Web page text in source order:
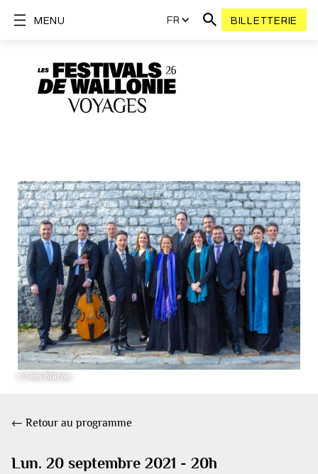
FR BILLETTERIE
MENU
©Tom Blaton
← Retour au programme
Lun. 20 septembre 2021 - 20h